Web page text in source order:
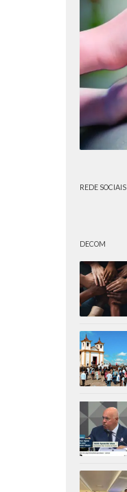
REDE SOCIAIS
DECOM